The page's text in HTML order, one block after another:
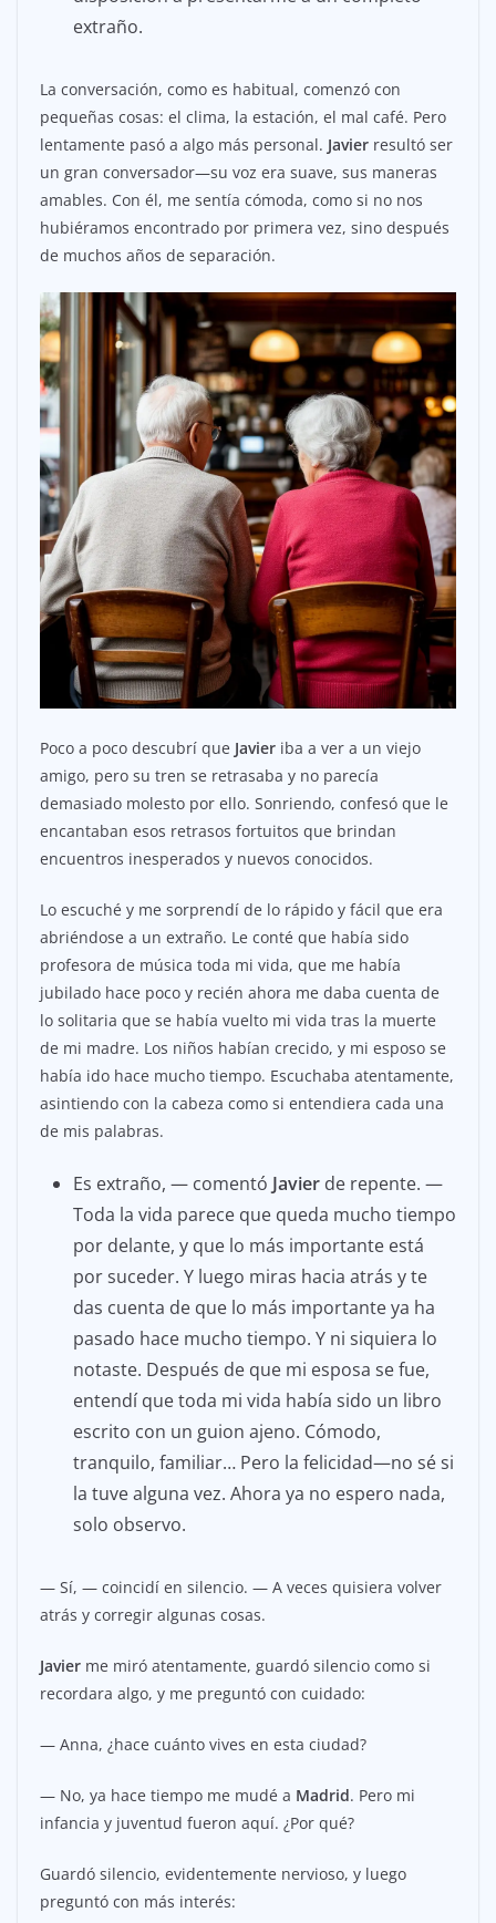
extraño.
La conversación, como es habitual, comenzó con
pequeñas cosas: el clima, la estación, el mal café. Pero
lentamente pasó a algo más personal. Javier resultó ser
un gran conversador—su voz era suave, sus maneras
amables. Con él, me sentía cómoda, como si no nos
hubiéramos encontrado por primera vez, sino después
de muchos años de separación.
Poco a poco descubrí que Javier iba a ver a un viejo
amigo, pero su tren se retrasaba y no parecía
demasiado molesto por ello. Sonriendo, confesó que le
encantaban esos retrasos fortuitos que brindan
encuentros inesperados y nuevos conocidos.
Lo escuché y me sorprendí de lo rápido y fácil que era
abriéndose a un extraño. Le conté que había sido
profesora de música toda mi vida, que me había
jubilado hace poco y recién ahora me daba cuenta de
lo solitaria que se había vuelto mi vida tras la muerte
de mi madre. Los niños habían crecido, y mi esposo se
había ido hace mucho tiempo. Escuchaba atentamente,
asintiendo con la cabeza como si entendiera cada una
de mis palabras.
Es extraño, — comentó Javier de repente. —
Toda la vida parece que queda mucho tiempo
por delante, y que lo más importante está
por suceder. Y luego miras hacia atrás y te
das cuenta de que lo más importante ya ha
pasado hace mucho tiempo. Y ni siquiera lo
notaste. Después de que mi esposa se fue,
entendí que toda mi vida había sido un libro
escrito con un guion ajeno. Cómodo,
tranquilo, familiar… Pero la felicidad—no sé si
la tuve alguna vez. Ahora ya no espero nada,
solo observo.
— Sí, — coincidí en silencio. — A veces quisiera volver
atrás y corregir algunas cosas.
Javier me miró atentamente, guardó silencio como si
recordara algo, y me preguntó con cuidado:
— Anna, ¿hace cuánto vives en esta ciudad?
— No, ya hace tiempo me mudé a Madrid. Pero mi
infancia y juventud fueron aquí. ¿Por qué?
Guardó silencio, evidentemente nervioso, y luego
preguntó con más interés: